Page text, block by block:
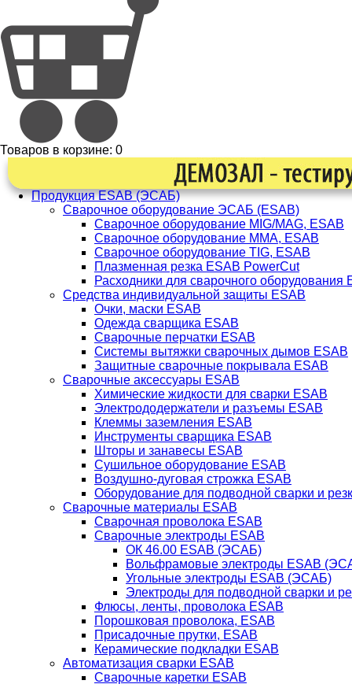
Товаров в корзине: 0
Продукция ESAB (ЭСАБ)
Сварочное оборудование ЭСАБ (ESAB)
Сварочное оборудование MIG/MAG, ESAB
Сварочное оборудование ММА, ESAB
Сварочное оборудование TIG, ESAB
Плазменная резка ESAB PowerCut
Расходники для сварочного оборудования
Средства индивидуальной защиты ESAB
Очки, маски ESAB
Одежда сварщика ESAB
Сварочные перчатки ESAB
Системы вытяжки сварочных дымов ESAB
Защитные сварочные покрывала ESAB
Сварочные аксессуары ESAB
Химические жидкости для сварки ESAB
Электрододержатели и разъемы ESAB
Клеммы заземления ESAB
Инструменты сварщика ESAB
Шторы и занавесы ESAB
Сушильное оборудование ESAB
Воздушно-дуговая строжка ESAB
Оборудование для подводной сварки и
Сварочные материалы ESAB
Сварочная проволока ESAB
Сварочные электроды ESAB
ОК 46.00 ESAB (ЭСАБ)
Вольфрамовые электроды ESAB
Угольные электроды ESAB (ЭСАБ)
Электроды для подводной сварки и
Флюсы, ленты, проволока ESAB
Порошковая проволока, ESAB
Присадочные прутки, ESAB
Керамические подкладки ESAB
Автоматизация сварки ESAB
Сварочные каретки ESAB